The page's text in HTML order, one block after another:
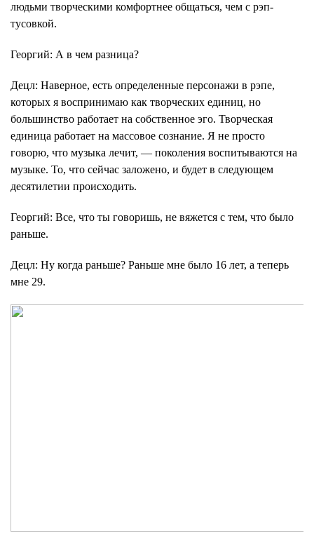
людьми творческими комфортнее общаться, чем с рэп-
тусовкой.
Георгий: А в чем разница?
Децл: Наверное, есть определенные персонажи в рэпе,
которых я воспринимаю как творческих единиц, но
большинство работает на собственное эго. Творческая
единица работает на массовое сознание. Я не просто
говорю, что музыка лечит, — поколения воспитываются на
музыке. То, что сейчас заложено, и будет в следующем
десятилетии происходить.
Георгий: Все, что ты говоришь, не вяжется с тем, что было
раньше.
Децл: Ну когда раньше? Раньше мне было 16 лет, а теперь
мне 29.